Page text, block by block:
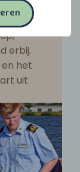
erbij.
het
uit